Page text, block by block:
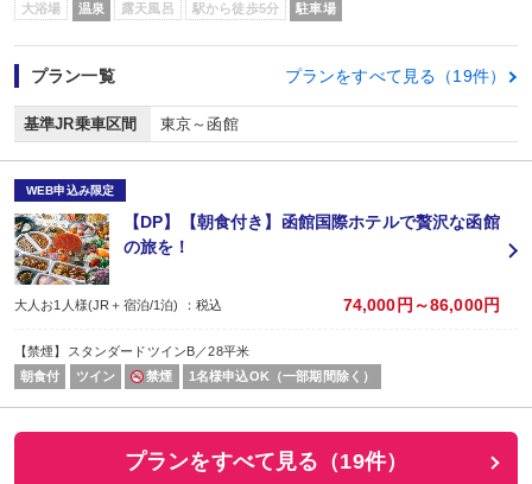
大浴場 温泉 露天風呂 駅から徒歩5分 駐車場
プラン一覧 プランをすべて見る（19件）
基準JR乗車区間 東京～函館
WEB申込み限定
【DP】【朝食付き】函館国際ホテルで贅沢な函館
の旅を！
大人お1人様(JR＋宿泊/1泊) ：税込 74,000円～86,000円
【禁煙】スタンダードツインB／28平米
朝食付
ツイン 禁煙 1名様申込OK（一部期間除く）
プランをすべて見る（19件）